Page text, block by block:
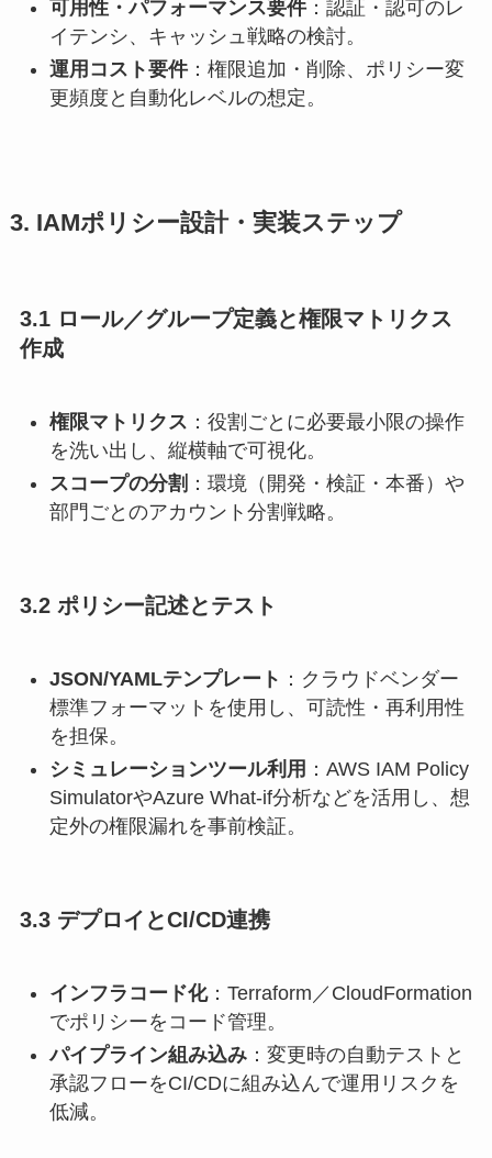
可用性・パフォーマンス要件：認証・認可のレ
イテンシ、キャッシュ戦略の検討。
運用コスト要件：権限追加・削除、ポリシー変
更頻度と自動化レベルの想定。
3. IAMポリシー設計・実装ステップ
3.1 ロール／グループ定義と権限マトリクス
作成
権限マトリクス ：役割ごとに必要最小限の操作
を洗い出し、縦横軸で可視化。
スコープの分割 ：環境（開発・検証・本番）や
部門ごとのアカウント分割戦略。
3.2 ポリシー記述とテスト
JSON/YAMLテンプレート ：クラウドベンダー
標準フォーマットを使用し、可読性・再利用性
を担保。
シミュレーションツール利用 ：AWS IAM Policy
SimulatorやAzure What-if分析などを活用し、想
定外の権限漏れを事前検証。
3.3 デプロイとCI/CD連携
インフラコード化：Terraform／CloudFormation
でポリシーをコード管理。
パイプライン組み込み：変更時の自動テストと
承認フローをCI/CDに組み込んで運用リスクを
低減。